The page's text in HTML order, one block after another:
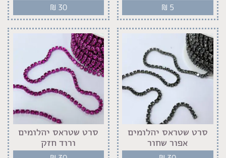
₪ 5
₪ 30
סרט שטראס יהלומים
אפור שחור
סרט שטראס יהלומים
ורוד חזק